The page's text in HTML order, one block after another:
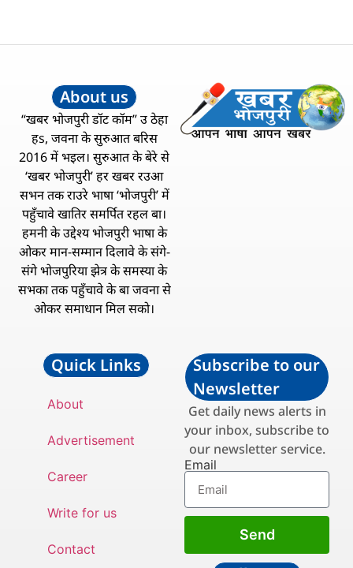
About us
“खबर भोजपुरी डॉट कॉम” उ ठेहा
हs, जवना के सुरुआत बरिस
2016 में भइल। सुरुआत के बेरे से
‘खबर भोजपुरी’ हर खबर रउआ
सभन तक राउरे भाषा ‘भोजपुरी’ में
पहुँचावे खातिर समर्पित रहल बा।
हमनी के उद्देश्य भोजपुरी भाषा के
ओकर मान-सम्मान दिलावे के संगे-
संगे भोजपुरिया झेत्र के समस्या के
सभका तक पहुँचावे के बा जवना से
ओकर समाधान मिल सको।
Quick Links
About
Advertisement
Career
Write for us
Contact
Subscribe to our
Newsletter
Get daily news alerts in
your inbox, subscribe to
our newsletter service.
Email
Send